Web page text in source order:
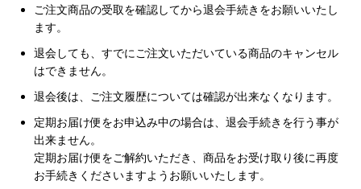
ご注文商品の受取を確認してから退会手続きをお願いいたし
ます。
退会しても、すでにご注文いただいている商品のキャンセル
はできません。
退会後は、ご注文履歴については確認が出来なくなります。
定期お届け便をお申込み中の場合は、退会手続きを行う事が
出来ません。
定期お届け便をご解約いただき、商品をお受け取り後に再度
お手続きくださいますようお願いいたします。